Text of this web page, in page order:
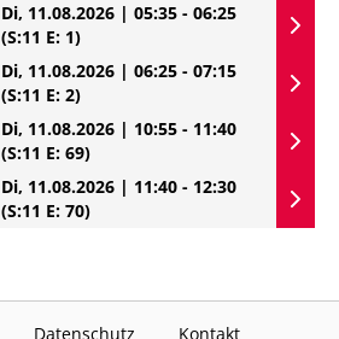
Di, 11.08.2026 | 05:35 - 06:25
(S:11 E: 1)
Di, 11.08.2026 | 06:25 - 07:15
(S:11 E: 2)
Di, 11.08.2026 | 10:55 - 11:40
(S:11 E: 69)
Di, 11.08.2026 | 11:40 - 12:30
(S:11 E: 70)
Datenschutz Kontakt